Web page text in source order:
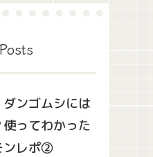
ダンゴムシには
ってわかった
ンレポ②